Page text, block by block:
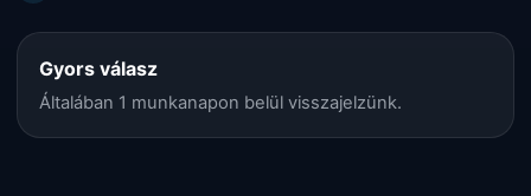
Gyors válasz
Általában 1 munkanapon belül visszajelzünk.